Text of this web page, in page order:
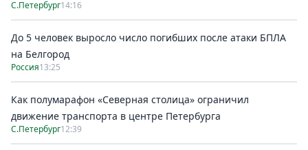
С.Петербург14:16
До 5 человек выросло число погибших после атаки БПЛА
на Белгород
Россия13:25
Как полумарафон «Северная столица» ограничил
движение транспорта в центре Петербурга
С.Петербург12:39